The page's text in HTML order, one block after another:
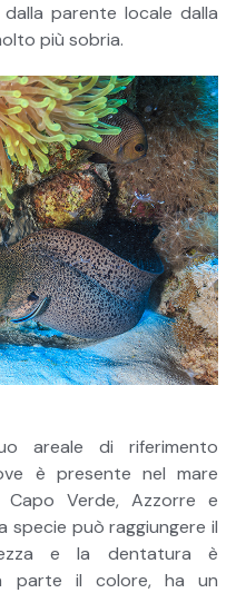
parente locale dalla
più sobria.
areale di riferimento
è presente nel mare
Capo Verde, Azzorre e
specie può raggiungere il
e la dentatura è
parte il colore, ha un